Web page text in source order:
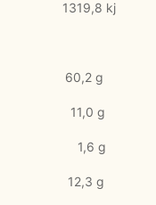
kj
g 60,2 g
11,0 g
1,6 g
g